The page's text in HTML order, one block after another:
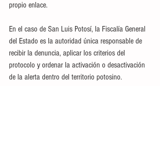
propio enlace.
En el caso de San Luis Potosí, la Fiscalía General
del Estado es la autoridad única responsable de
recibir la denuncia, aplicar los criterios del
protocolo y ordenar la activación o desactivación
de la alerta dentro del territorio potosino.